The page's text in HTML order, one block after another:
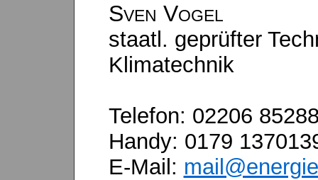
Sven Vogel
staatl. geprüfter
Klimatechnik
Telefon: 02206
Handy: 0179
E-Mail: